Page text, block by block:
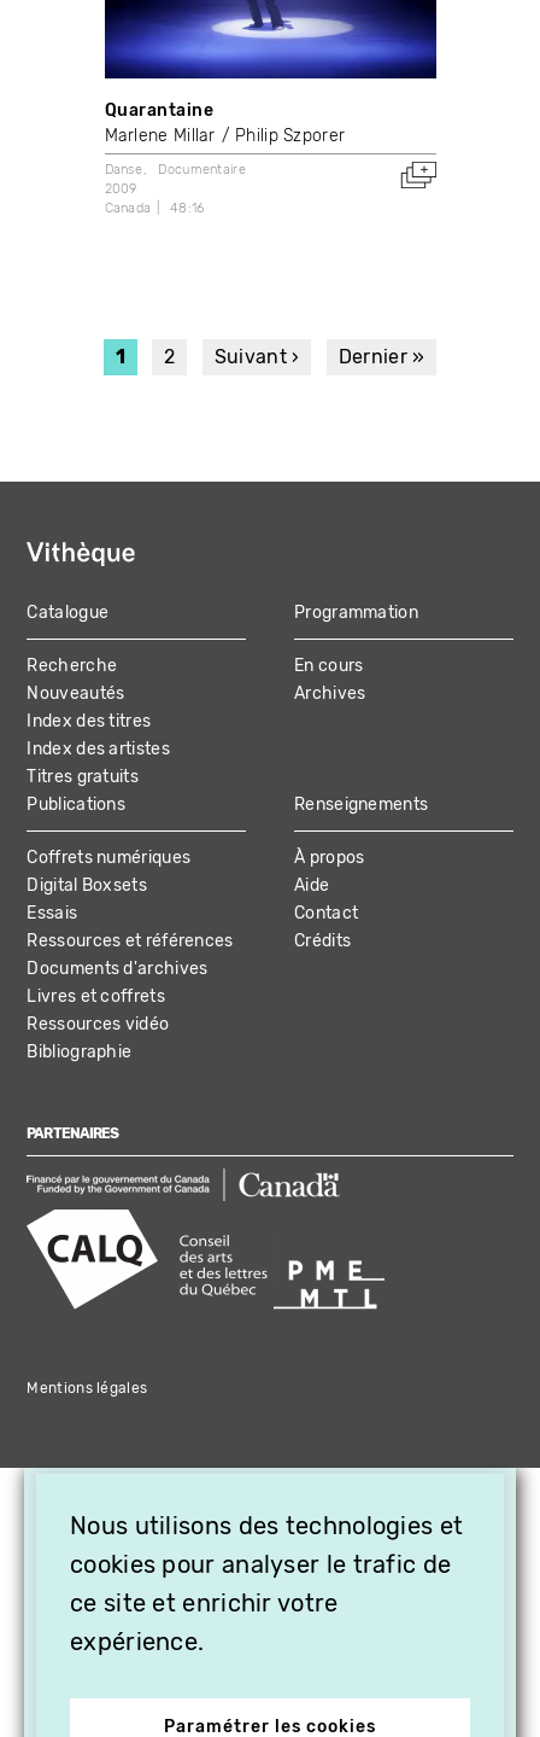
Quarantaine
Marlene Millar
Philip Szporer
Danse
Documentaire
2009
Canada
48:16
PAGINATION
Page
courante
1 Page
2
Page
Suivant ›
Dernière
Dernier »
MAIN
NAVIGATION
Catalogue
Recherche
Nouveautés
Index des titres
Index des artistes
Titres gratuits
Programmation
En cours
Archives
Publications
Coffrets numériques
Digital Boxsets
Essais
Ressources et références
Documents d'archives
Livres et coffrets
Ressources vidéo
Bibliographie
Renseignements
À propos
Aide
Contact
Crédits
PARTENAIRES
Mentions légales
Nous utilisons des technologies et
cookies pour analyser le trafic de
ce site et enrichir votre
expérience.
Paramétrer les cookies
OFFREZ LA VIDÉO EN
CADEAU, ABONNEZ VOS
PROCHES À VITHÈQUE !